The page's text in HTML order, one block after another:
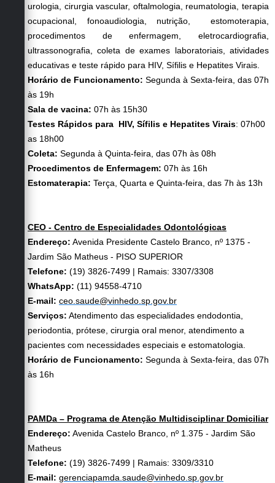
urologia, cirurgia vascular, oftalmologia, reumatologia, terapia
ocupacional, fonoaudiologia, nutrição, estomoterapia,
procedimentos de enfermagem, eletrocardiografia,
ultrassonografia, coleta de exames laboratoriais, atividades
educativas e teste rápido para HIV, Sífilis e Hepatites Virais.
Horário de Funcionamento: Segunda à Sexta-feira, das 07h
às 19h
Sala de vacina: 07h às 15h30
Testes Rápidos para HIV, Sífilis e Hepatites Virais: 07h00
as 18h00
Coleta: Segunda à Quinta-feira, das 07h às 08h
Procedimentos de Enfermagem: 07h às 16h
Estomaterapia: Terça, Quarta e Quinta-feira, das 7h às 13h
CEO - Centro de Especialidades Odontológicas
Endereço: Avenida Presidente Castelo Branco, nº 1375 -
Jardim São Matheus - PISO SUPERIOR
Telefone: (19) 3826-7499 | Ramais: 3307/3308
WhatsApp: (11) 94558-4710
E-mail: ceo.saude@vinhedo.sp.gov.br
Serviços: Atendimento das especialidades endodontia,
periodontia, prótese, cirurgia oral menor, atendimento a
pacientes com necessidades especiais e estomatologia.
Horário de Funcionamento: Segunda à Sexta-feira, das 07h
às 16h
PAMDa – Programa de Atenção Multidisciplinar Domiciliar
Endereço: Avenida Castelo Branco, nº 1.375 - Jardim São
Matheus
Telefone: (19) 3826-7499 | Ramais: 3309/3310
E-mail: gerenciapamda.saude@vinhedo.sp.gov.br